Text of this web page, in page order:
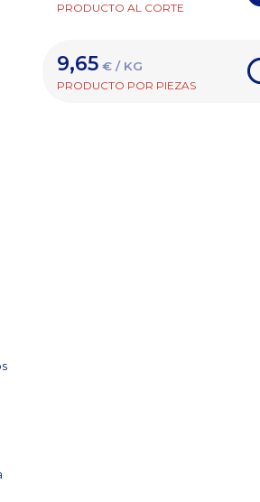
PRODUCTO AL CORTE
9,65 € / KG
PRODUCTO POR PIEZAS